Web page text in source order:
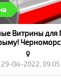
Витрины для
- «Оборудование»
29-04-2022, 09:05